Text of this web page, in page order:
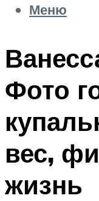
Меню
Фото
вес,
жизнь